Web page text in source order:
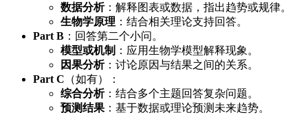
数据分析：解释图表或数据，指出趋势或规律。
生物学原理 ：结合相关理论支持回答。
Part B ：回答第二个小问。
模型或机制 ：应用生物学模型解释现象。
因果分析：讨论原因与结果之间的关系。
Part C （如有）：
综合分析：结合多个主题回答复杂问题。
预测结果 ：基于数据或理论预测未来趋势。